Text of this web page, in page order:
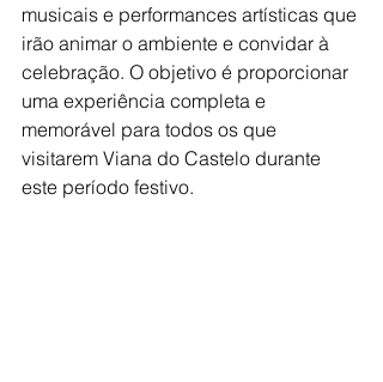
musicais e performances artísticas que
irão animar o ambiente e convidar à
celebração. O objetivo é proporcionar
uma experiência completa e
memorável para todos os que
visitarem Viana do Castelo durante
este período festivo.